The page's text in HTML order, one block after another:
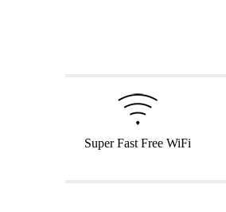
Super Fast Free WiFi